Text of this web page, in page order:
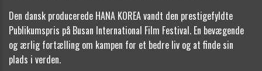
Den dansk producerede HANA KOREA vandt den prestigefyldte
Publikumspris på Busan International Film Festival. En bevægende
og ærlig fortælling om kampen for et bedre liv og at finde sin
plads i verden.